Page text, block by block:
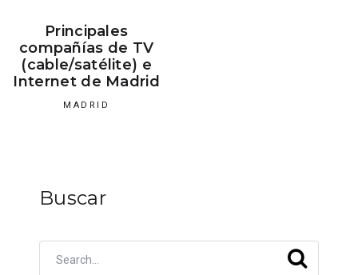
Principales
compañías de TV
(cable/satélite) e
Internet de Madrid
MADRID
Buscar